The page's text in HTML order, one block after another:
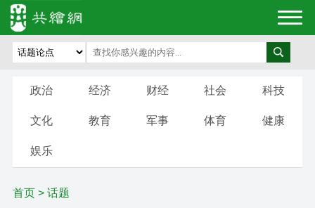
政治 经济 财经 社会 科技
文化 教育 军事 体育 健康
娱乐
首页> 话题